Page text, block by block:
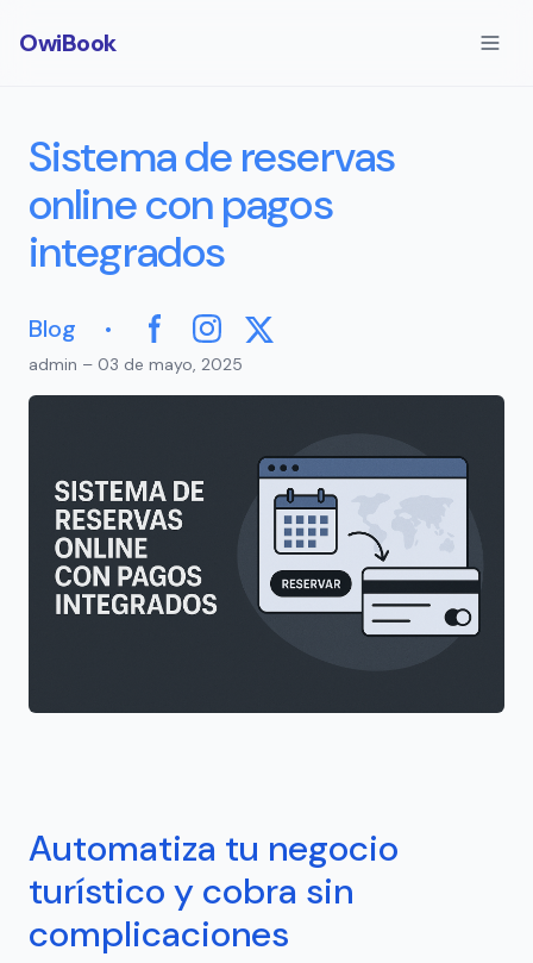
OwiBook
Sistema de reservas
online con pagos
integrados
Blog · FacebookInstagram
admin – 03 de mayo, 2025
Automatiza tu negocio
turístico y cobra sin
complicaciones